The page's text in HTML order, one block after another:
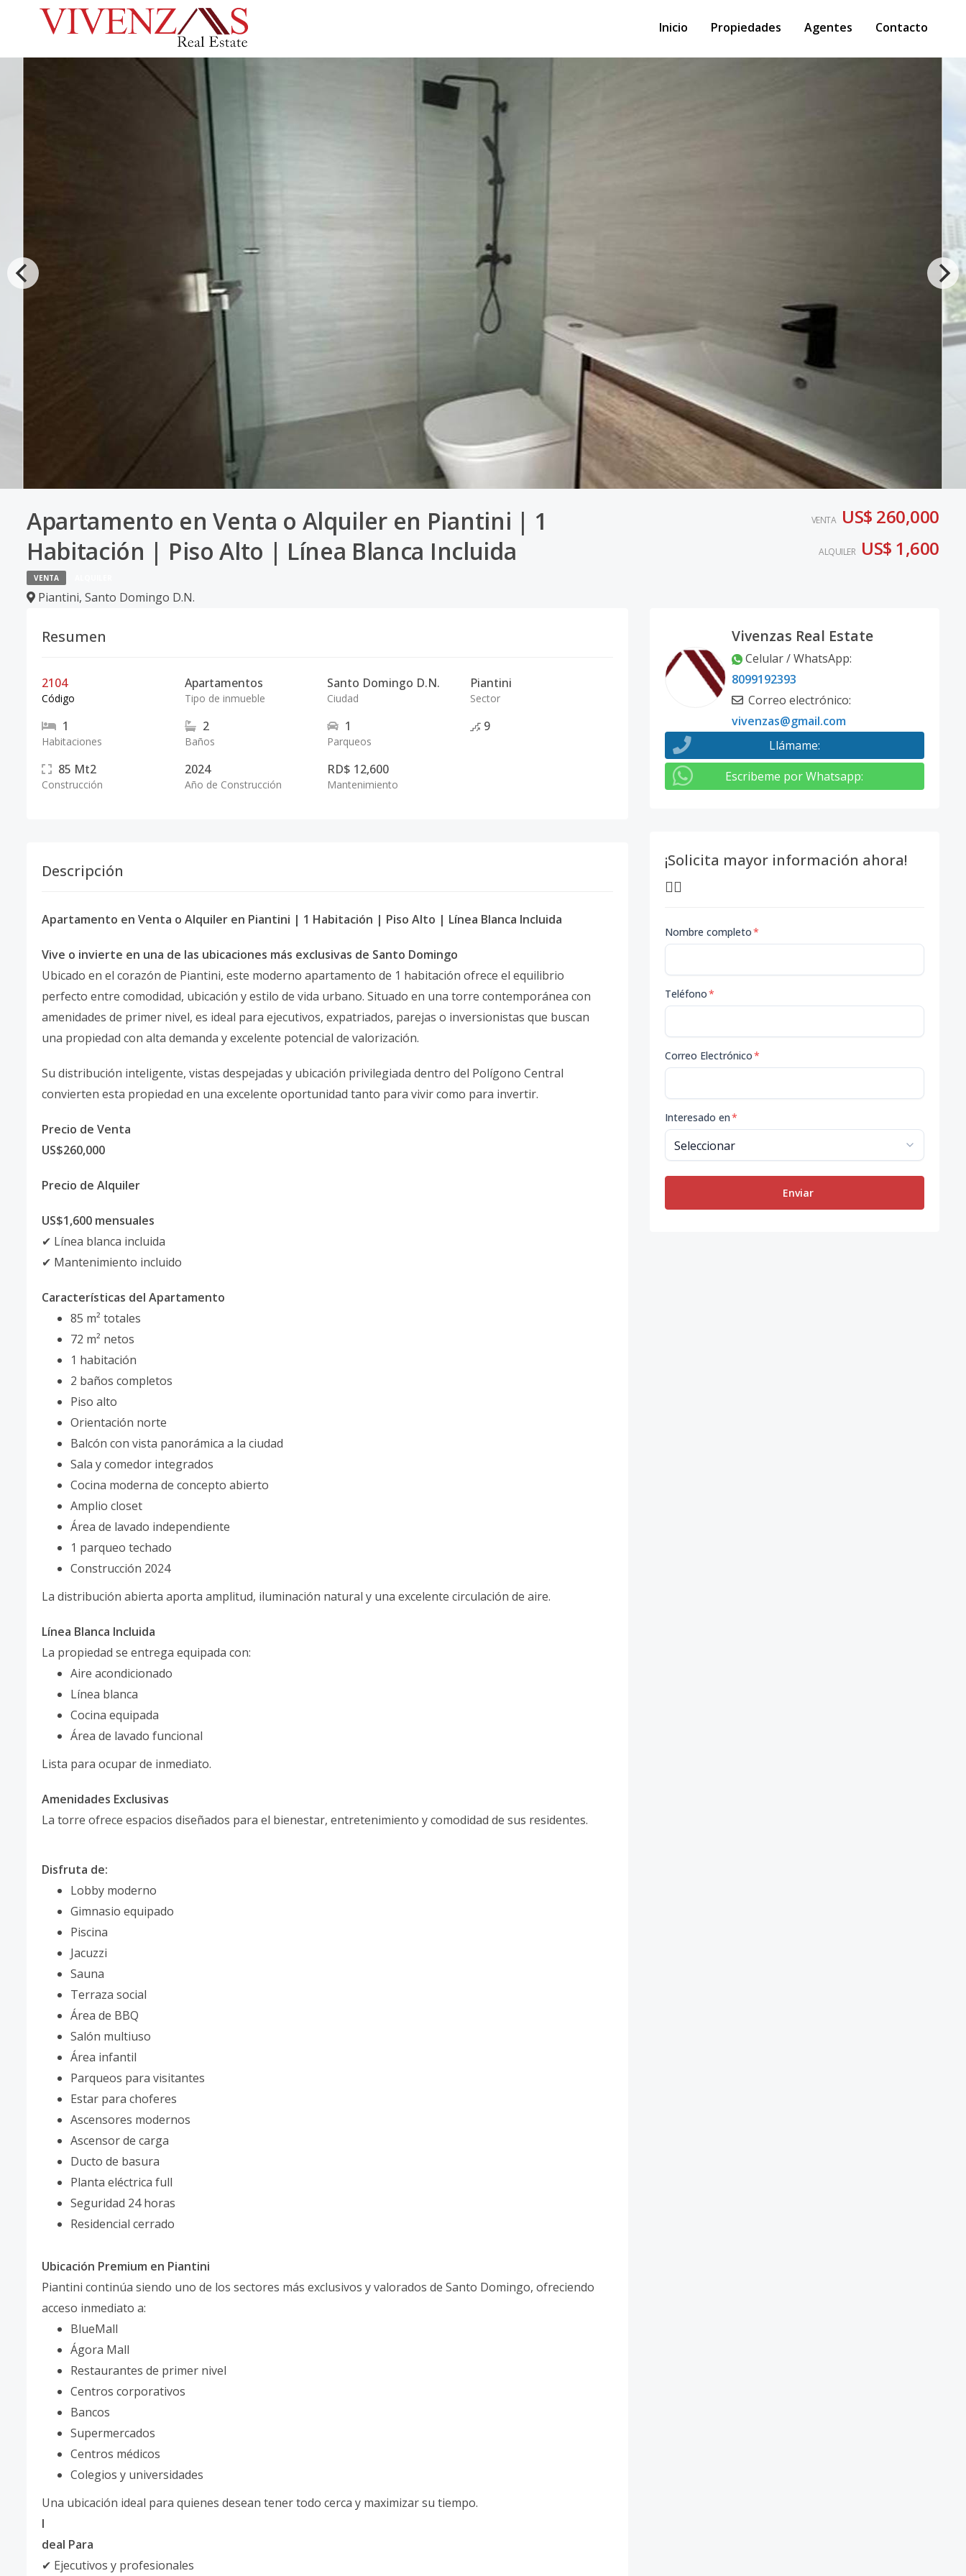
Inicio Propiedades Agentes Contacto
Apartamento en Venta o Alquiler en Piantini | 1
Habitación | Piso Alto | Línea Blanca Incluida
VENTA
Piantini, Santo Domingo D.N.
VENTA US$ 260,000
ALQUILER US$ 1,600
Resumen
2104
Código
Apartamentos
Tipo de inmueble
Santo Domingo D.N.
Ciudad
Piantini
Sector
1
Habitaciones
2
Baños
1
Parqueos
9
85 Mt2
Construcción
2024
Año de Construcción
RD$ 12,600
Mantenimiento
Descripción
Apartamento en Venta o Alquiler en Piantini | 1 Habitación | Piso Alto | Línea Blanca Incluida
Vive o invierte en una de las ubicaciones más exclusivas de Santo Domingo
Ubicado en el corazón de Piantini, este moderno apartamento de 1 habitación ofrece el equilibrio
perfecto entre comodidad, ubicación y estilo de vida urbano. Situado en una torre contemporánea con
amenidades de primer nivel, es ideal para ejecutivos, expatriados, parejas o inversionistas que buscan
una propiedad con alta demanda y excelente potencial de valorización.
Su distribución inteligente, vistas despejadas y ubicación privilegiada dentro del Polígono Central
convierten esta propiedad en una excelente oportunidad tanto para vivir como para invertir.
Precio de Venta
US$260,000
Precio de Alquiler
US$1,600 mensuales
✔ Línea blanca incluida
✔ Mantenimiento incluido
Características del Apartamento
85 m² totales
72 m² netos
1 habitación
2 baños completos
Piso alto
Orientación norte
Balcón con vista panorámica a la ciudad
Sala y comedor integrados
Cocina moderna de concepto abierto
Amplio closet
Área de lavado independiente
1 parqueo techado
Construcción 2024
La distribución abierta aporta amplitud, iluminación natural y una excelente circulación de aire.
Línea Blanca Incluida
La propiedad se entrega equipada con:
Aire acondicionado
Línea blanca
Cocina equipada
Área de lavado funcional
Lista para ocupar de inmediato.
Amenidades Exclusivas
La torre ofrece espacios diseñados para el bienestar, entretenimiento y comodidad de sus residentes.
Disfruta de:
Lobby moderno
Gimnasio equipado
Piscina
Jacuzzi
Sauna
Terraza social
Área de BBQ
Salón multiuso
Área infantil
Parqueos para visitantes
Estar para choferes
Ascensores modernos
Ascensor de carga
Ducto de basura
Planta eléctrica full
Seguridad 24 horas
Residencial cerrado
Ubicación Premium en Piantini
Piantini continúa siendo uno de los sectores más exclusivos y valorados de Santo Domingo, ofreciendo
acceso inmediato a:
BlueMall
Ágora Mall
Restaurantes de primer nivel
Centros corporativos
Bancos
Supermercados
Centros médicos
Colegios y universidades
Una ubicación ideal para quienes desean tener todo cerca y maximizar su tiempo.
I
deal Para
✔ Ejecutivos y profesionales
Vivenzas Real Estate
Celular / WhatsApp:
8099192393
Correo electrónico:
vivenzas@gmail.com
Llámame:
Escribeme por Whatsapp:
¡Solicita mayor información ahora!
👇🏽
Nombre completo*
Teléfono*
Correo Electrónico*
Interesado en*
Enviar